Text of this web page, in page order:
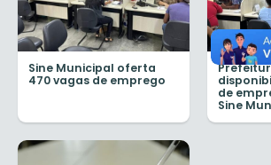
Sine Municipal oferta
470 vagas de emprego
de
Sine